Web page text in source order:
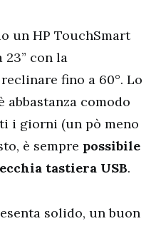
un HP TouchSmart
23” con la
fino a 60°. Lo
abbastanza comodo
i giorni (un pò meno
è sempre possibile
tastiera USB.
solido, un buon